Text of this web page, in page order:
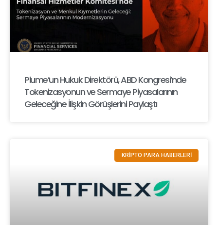
Plume’un Hukuk Direktörü, ABD Kongresi’nde
Tokenizasyonun ve Sermaye Piyasalarının
Geleceğine İlişkin Görüşlerini Paylaştı
KRİPTO PARA HABERLERİ